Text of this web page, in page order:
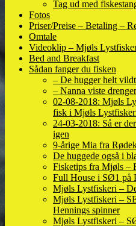
Tag ud med
Fotos
Priser/Preise – Betaling –
Omtale
Videoklip – Mjøls
Bed and Breakfast
Sådan fanger du fisken
– De hugger helt vildt
– Nanna viste
02-08-2018: Mjøls
fisk i Mjøls
24-03-2018: Så er
igen
9-årige Mia fra
De huggede også i
Fisketips fra Mjøls –
Full House i SØ1 på
Mjøls Lystfiskeri –
Mjøls Lystfiskeri –
Hennings spinner
Mjøls Lystfiskeri –